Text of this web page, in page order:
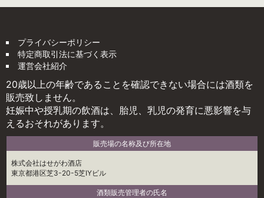
プライバシーポリシー
特定商取引法に基づく表示
運営会社紹介
20歳以上の年齢であることを確認できない場合には酒類を
販売致しません。
妊娠中や授乳期の飲酒は、胎児、乳児の発育に悪影響を与
えるおそれがあります。
販売場の名称及び所在地
株式会社はせがわ酒店
東京都港区芝3-20-5芝IYビル
酒類販売管理者の氏名